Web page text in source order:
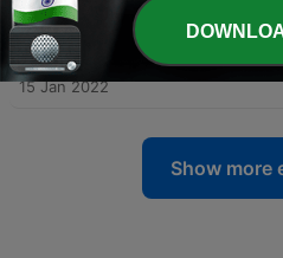
15 Jan 2022
7 - Marappavakal ( മരപ്പാവകൾ )
15 Jan 2022
Show more